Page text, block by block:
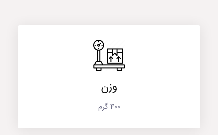
وزن
400 گرم